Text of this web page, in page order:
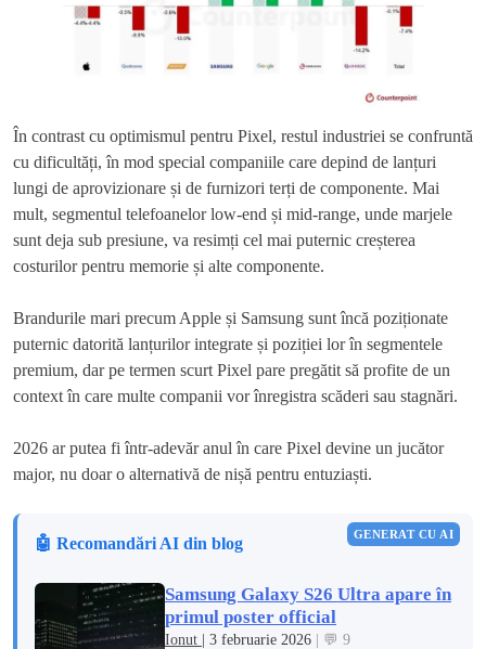
În contrast cu optimismul pentru Pixel, restul industriei se confruntă
cu dificultăți, în mod special companiile care depind de lanțuri
lungi de aprovizionare și de furnizori terți de componente. Mai
mult, segmentul telefoanelor low-end și mid-range, unde marjele
sunt deja sub presiune, va resimți cel mai puternic creșterea
costurilor pentru memorie și alte componente.
Brandurile mari precum Apple și Samsung sunt încă poziționate
puternic datorită lanțurilor integrate și poziției lor în segmentele
premium, dar pe termen scurt Pixel pare pregătit să profite de un
context în care multe companii vor înregistra scăderi sau stagnări.
2026 ar putea fi într-adevăr anul în care Pixel devine un jucător
major, nu doar o alternativă de nișă pentru entuziaști.
GENERAT CU AI
🤖 Recomandări AI din blog
Samsung Galaxy S26 Ultra apare în
primul poster official
Ionut | 3 februarie 2026
| 💬 9